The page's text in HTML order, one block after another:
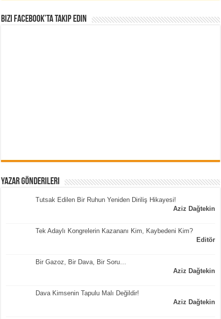
Bizi Facebook’ta Takip Edin
Yazar Gönderileri
Tutsak Edilen Bir Ruhun Yeniden Diriliş Hikayesi!
Aziz Dağtekin
Tek Adaylı Kongrelerin Kazananı Kim, Kaybedeni Kim?
Editör
Bir Gazoz, Bir Dava, Bir Soru…
Aziz Dağtekin
Dava Kimsenin Tapulu Malı Değildir!
Aziz Dağtekin